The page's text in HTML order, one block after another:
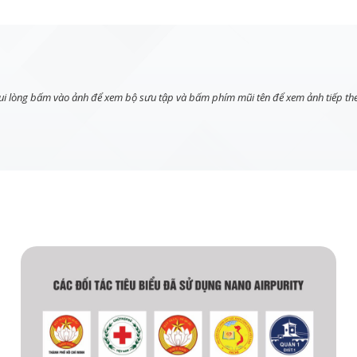
lòng bấm vào ảnh để xem bộ sưu tập và bấm phím mũi tên để xem ảnh tiếp